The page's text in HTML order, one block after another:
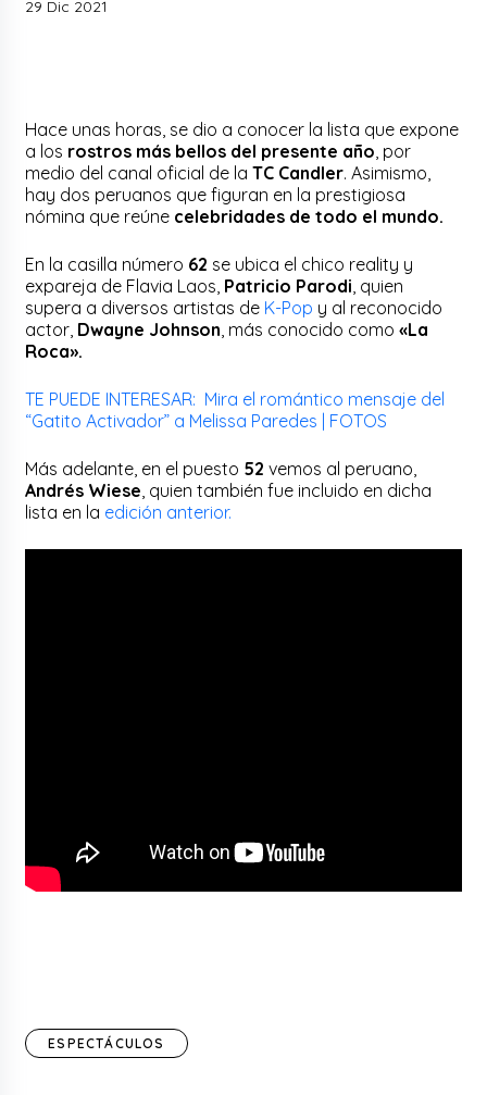
29 Dic 2021
Hace unas horas, se dio a conocer la lista que expone
a los rostros más bellos del presente año , por
medio del canal oficial de laTC Candler. Asimismo,
hay dos peruanos que figuran en la prestigiosa
nómina que reúne celebridades de todo el mundo.
En la casilla número 62 se ubica el chico reality y
expareja de Flavia Laos, Patricio Parodi , quien
supera a diversos artistas de K-Pop y al reconocido
actor, Dwayne Johnson , más conocido como«La
Roca».
TE PUEDE INTERESAR: Mira el romántico mensaje del
“Gatito Activador” a Melissa Paredes | FOTOS
Más adelante, en el puesto 52 vemos al peruano,
Andrés Wiese , quien también fue incluido en dicha
lista en la edición anterior.
ESPECTÁCULOS